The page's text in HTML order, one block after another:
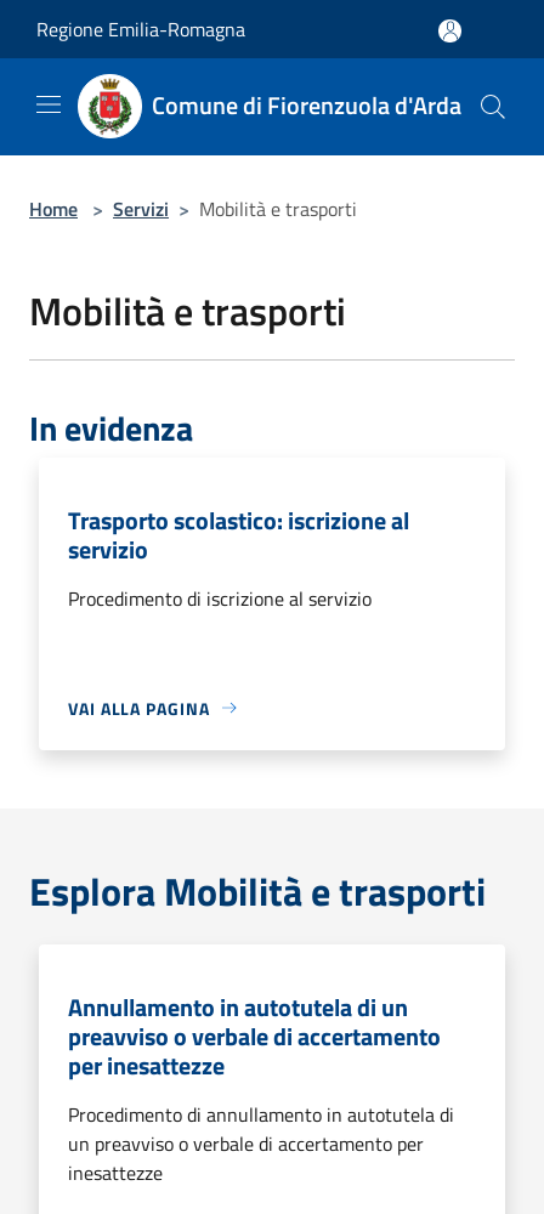
Regione Emilia-Romagna
Comune di Fiorenzuola d'Arda
Home > Servizi > Mobilità e trasporti
Mobilità e trasporti
In evidenza
Trasporto scolastico: iscrizione al
servizio
Procedimento di iscrizione al servizio
VAI ALLA PAGINA
Esplora Mobilità e trasporti
Annullamento in autotutela di un
preavviso o verbale di accertamento
per inesattezze
Procedimento di annullamento in autotutela di
un preavviso o verbale di accertamento per
inesattezze